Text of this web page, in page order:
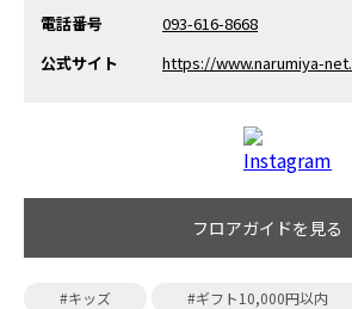
フロアガイドを見る
電話番号
093-616-8668
公式サイト
https://www.narumiya-
#キッズ #ギフト10,000円以内